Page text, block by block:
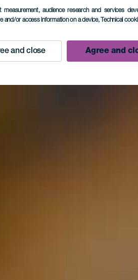
audience research and services
and/or access information on a device, Technical
and close Agree and